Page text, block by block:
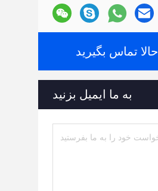
حالا تماس بگیرید
به ما ایمیل بزنید